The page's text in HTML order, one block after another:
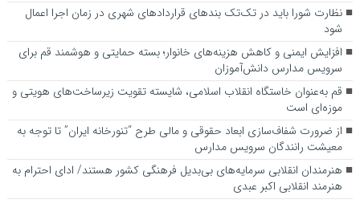
نظارت شورا باید در تک‌تک بندهای قراردادهای شهری در زمان اجرا اعمال
شود
افزایش ایمنی و کاهش هزینه‌های خانوار؛ بسته حمایتی و هوشمند قم برای
سرویس مدارس دانش‌آموزان
قم به‌عنوان خاستگاه انقلاب اسلامی، شایسته تقویت زیرساخت‌های هویتی و
موزه‌ای است
از ضرورت شفاف‌سازی ابعاد حقوقی و مالی طرح “تنورخانه ایران” تا توجه به
معیشت رانندگان سرویس مدارس
هنرمندان انقلابی سرمایه‌های بی‌بدیل فرهنگی کشور هستند/ ادای احترام به
هنرمند انقلابی اکبر عبدی